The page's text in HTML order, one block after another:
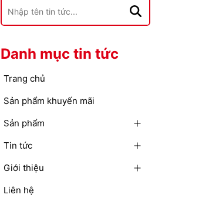
Danh mục tin tức
Trang chủ
Sản phẩm khuyến mãi
Sản phẩm
Tin tức
Giới thiệu
Liên hệ